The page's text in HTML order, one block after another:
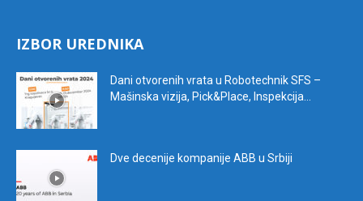
IZBOR UREDNIKA
Dani otvorenih vrata u Robotechnik SFS –
Mašinska vizija, Pick&Place, Inspekcija...
Dve decenije kompanije ABB u Srbiji